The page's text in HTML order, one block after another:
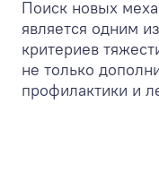
Поиск новых
является одним
критериев
не только
профилактики и